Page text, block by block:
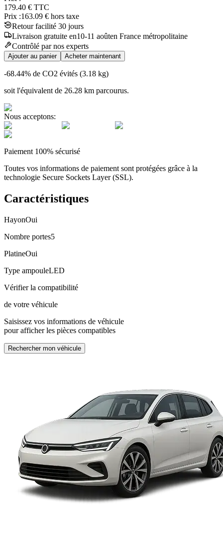
179.40 € TTC
Prix :163.09 € hors taxe
Retour facilité 30 jours
Livraison gratuite en10-11 aoûten France métropolitaine
Contrôlé par nos experts
Ajouter au panier Acheter maintenant
-68.44% de CO2 évités (3.18 kg)
soit l'équivalent de 26.28 km parcourus.
Nous acceptons:
Paiement 100% sécurisé
Toutes vos informations de paiement sont protégées grâce à la
technologie Secure Sockets Layer (SSL).
Caractéristiques
HayonOui
Nombre portes5
PlatineOui
Type ampouleLED
Vérifier la compatibilité
de votre véhicule
Saisissez vos informations de véhicule
pour afficher les pièces compatibles
Rechercher mon véhicule